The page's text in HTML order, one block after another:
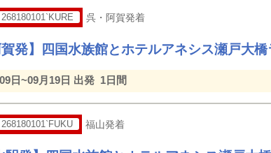
268180101`KURE 呉・阿賀発着
賀発】四国水族館とホテルアネシス瀬戸大
日~09月19日 出発 1日間
268180101`FUKU 福山発着